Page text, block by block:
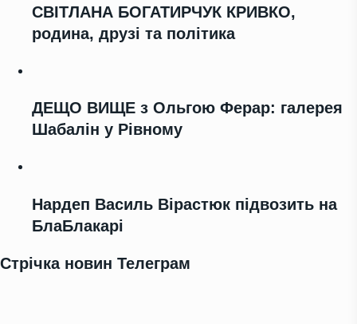
СВІТЛАНА БОГАТИРЧУК КРИВКО,
родина, друзі та політика
ДЕЩО ВИЩЕ з Ольгою Ферар: галерея
Шабалін у Рівному
Нардеп Василь Вірастюк підвозить на
БлаБлакарі
Стрічка новин Телеграм